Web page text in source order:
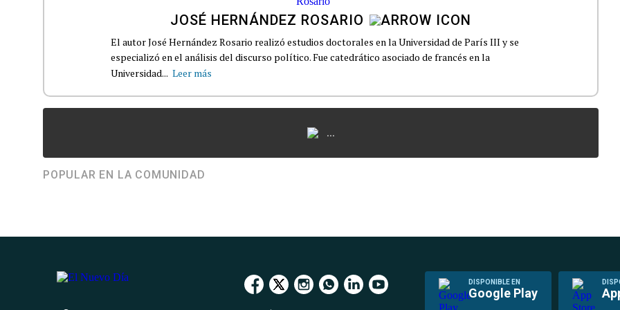
JOSÉ HERNÁNDEZ ROSARIO
El autor José Hernández Rosario realizó estudios doctorales en la Universidad de París III y se
especializó en el análisis del discurso político. Fue catedrático asociado de francés en la
Universidad... Leer más
...
POPULAR EN LA COMUNIDAD
DISPONIBLE EN
Google Play